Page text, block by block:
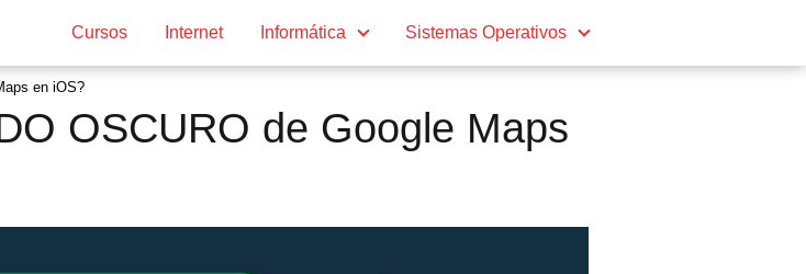
Cursos Internet Informática Sistemas Operativos
en iOS?
OSCURO de Google Maps